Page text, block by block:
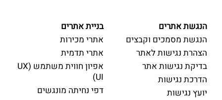
הנגשת אתרים
הנגשת מסמכים וקבצים
הצהרת נגישות לאתר
בדיקת נגישות אתר
הדרכת נגישות
יועץ נגישות
בניית אתרים
אתרי מכירות
אתרי תדמית
אפיון חווית משתמש (UX
UI)
דפי נחיתה מונגשים